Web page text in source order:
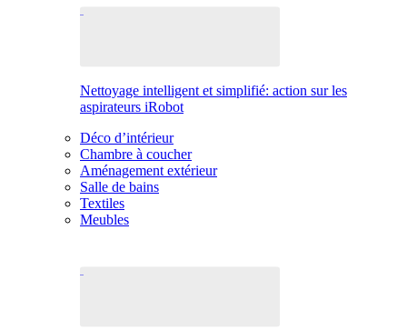
Nettoyage intelligent et simplifié: action sur les
aspirateurs iRobot
Déco d’intérieur
Chambre à coucher
Aménagement extérieur
Salle de bains
Textiles
Meubles